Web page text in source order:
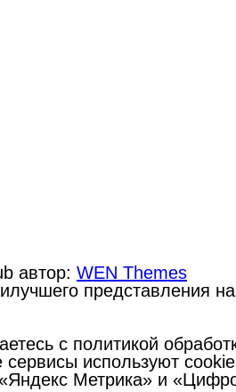
автор: WEN Themes
представления
с политикой
используют
Метрика» и